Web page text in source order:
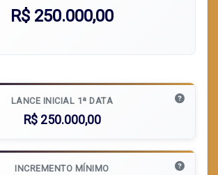
R$ 250.000,00
LANCE INICIAL 1ª DATA
R$ 250.000,00
INCREMENTO MÍNIMO